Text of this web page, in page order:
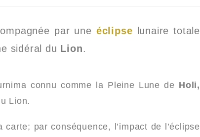
par une éclipse lunaire totale
sidéral du Lion.
connu comme la Pleine Lune de Holi,
Lion.
par conséquence, l’impact de l’éclipse